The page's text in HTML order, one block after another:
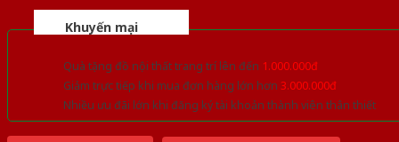
Khuyến mại
Quà tặng đồ nội thất trang trí lên đến 1.000.000đ
Giảm trực tiếp khi mua đơn hàng lớn hơn 3.000.000đ
Nhiều ưu đãi lớn khi đăng ký tài khoản thành viên thân thiết